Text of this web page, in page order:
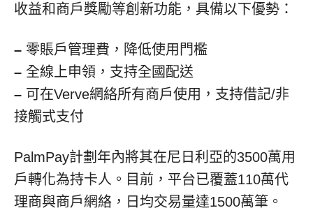
收益和商戶獎勵等創新功能，具備以下優勢：
– 零賬戶管理費，降低使用門檻
– 全線上申領，支持全國配送
– 可在Verve網絡所有商戶使用，支持借記/非
接觸式支付
PalmPay計劃年內將其在尼日利亞的3500萬用
戶轉化為持卡人。目前，平台已覆蓋110萬代
理商與商戶網絡，日均交易量達1500萬筆。